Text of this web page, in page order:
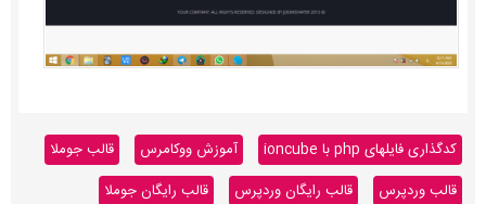
کدگذاری فایلهای php با ioncube آموزش ووکامرس
قالب جوملا
قالب وردپرس
قالب رایگان وردپرس
قالب رایگان جوملا